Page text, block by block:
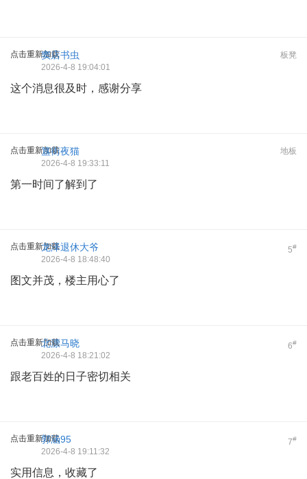
点击重新加载 板凳
窦店书虫
2026-4-8 19:04:01
这个消息很及时，感谢分享
点击重新加载 地板
簋街夜猫
2026-4-8 19:33:11
第一时间了解到了
点击重新加载 5#
龙泽退休大爷
2026-4-8 18:48:40
图文并茂，楼主用心了
点击重新加载 6#
北漂马晓
2026-4-8 18:21:02
跟老百姓的日子密切相关
点击重新加载 7#
郭涵95
2026-4-8 19:11:32
实用信息，收藏了